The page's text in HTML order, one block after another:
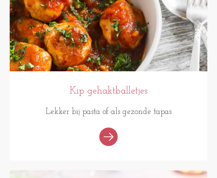
Kip gehaktballetjes
Lekker bij pasta of als gezonde tapas